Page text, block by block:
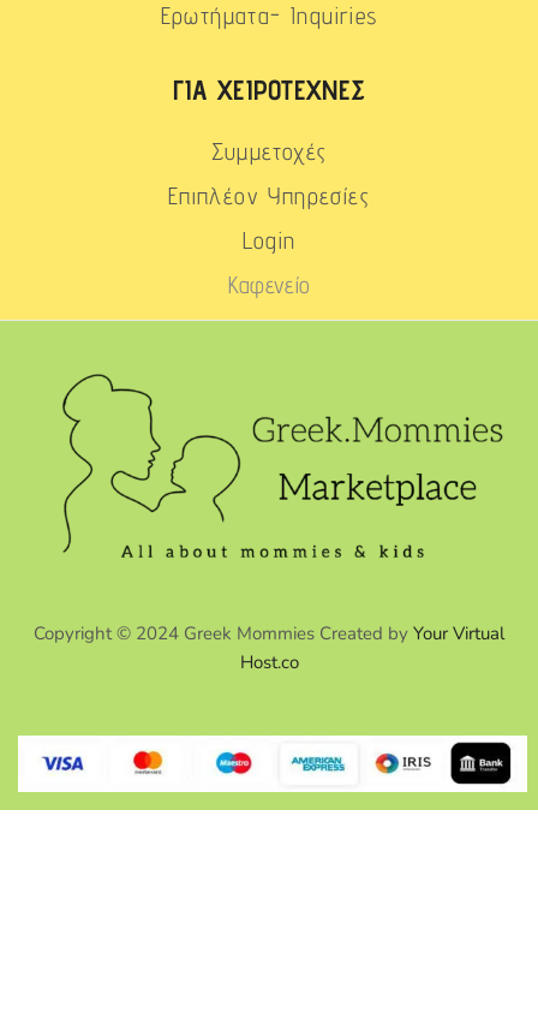
Ερωτήματα- Inquiries
ΓΙΑ ΧΕΙΡΟΤΈΧΝΕΣ
Συμμετοχές
Επιπλέον Υπηρεσίες
Login
Καφενείο
Copyright © 2024 Greek Mommies Created by Your Virtual
Host.co